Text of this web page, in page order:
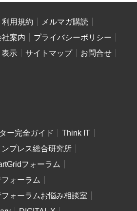
利用規約
メルマガ購読
社案内
プライバシーポリシー
示
サイトマップ
お問合せ
ー完全ガイド
Think IT
ンプレス総合研究所
フォーラム
ォーラム
ォーラムお悩み相談室